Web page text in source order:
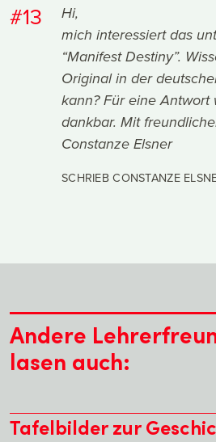
#13
Hi,
mich interessiert das
“Manifest Destiny”.
Original in der
kann? Für eine Antwort
dankbar. Mit
Constanze Elsner
SCHRIEB CONSTANZE
Andere
lasen auch:
Tafelbilder zur